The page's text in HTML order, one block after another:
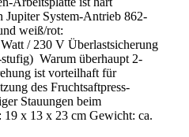
Jupiter System-Antrieb 862-
weiß/rot:
/ 230 V Überlastsicherung
Warum überhaupt 2-
ist vorteilhaft für
des Fruchtsaftpress-
Stauungen beim
19 x 13 x 23 cm Gewicht: ca.